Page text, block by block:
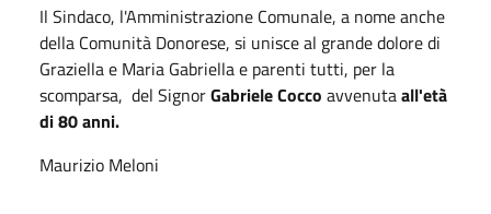
Il Sindaco, l'Amministrazione Comunale, a nome anche
della Comunità Donorese, si unisce al grande dolore di
Graziella e Maria Gabriella e parenti tutti, per la
scomparsa, del SignorGabriele Cocco avvenutaall'età
di 80 anni.
Maurizio Meloni